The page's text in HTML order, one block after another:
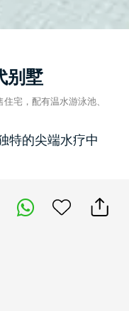
别墅
住宅，配有温水游泳池、
特的尖端水疗中